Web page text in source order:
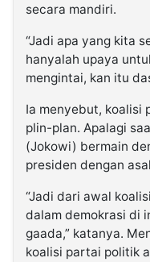
secara mandiri.
“Jadi apa yang kita
hanyalah upaya
mengintai, kan itu
Ia menyebut, koalisi
plin-plan. Apalagi
(Jokowi) bermain
presiden dengan
“Jadi dari awal
dalam demokrasi di
gaada,” katanya.
koalisi partai politik